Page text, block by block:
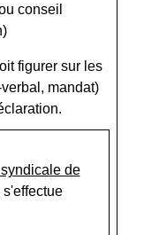
conseil
figurer sur les
mandat)
de